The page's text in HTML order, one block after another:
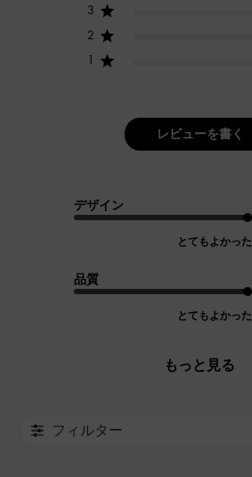
3
2
1
レビューを書く
デザイン
とてもよかった
品質
とてもよかった
もっと見る
フィルター